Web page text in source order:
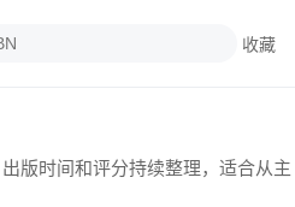
收藏
版时间和评分持续整理，适合从主